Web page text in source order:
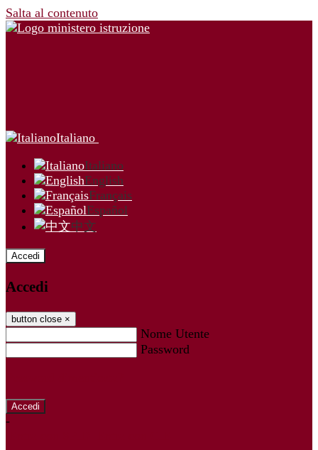
Salta al contenuto
Italiano
Italiano
English
Français
Español
中文
Accedi
Accedi
button close ×
Nome Utente
Password
-